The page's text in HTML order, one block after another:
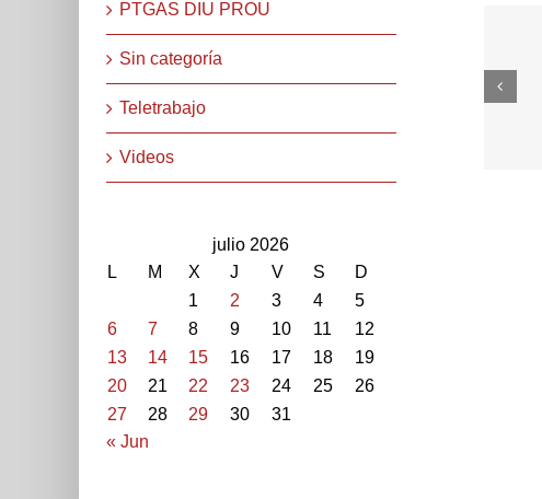
PTGAS DIU PROU
Sin categoría
Teletrabajo
Videos
julio 2026
L
M X J V S
D
1
2 3 4
5
6
7 8 9 10 11
12
13
14 15 16 17 18
19
20
21 22 23 24 25
26
27
28 29 30
31
« Jun